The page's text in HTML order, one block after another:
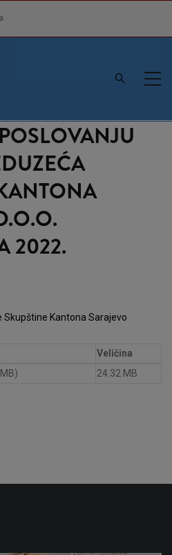
2022.
Skupštine Kantona Sarajevo
Veličina
24.32 MB